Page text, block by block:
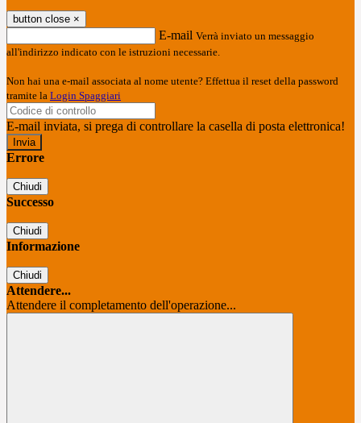
button close ×
E-mail Verrà inviato un messaggio
all'indirizzo indicato con le istruzioni necessarie.
Non hai una e-mail associata al nome utente? Effettua il reset della password
tramite la Login Spaggiari
E-mail inviata, si prega di controllare la casella di posta elettronica!
Errore
Chiudi
Successo
Chiudi
Informazione
Chiudi
Attendere...
Attendere il completamento dell'operazione...